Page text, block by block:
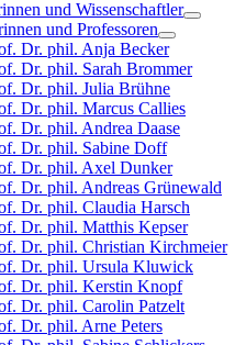
und Wissenschaftler
und Professoren
Dr. phil. Anja Becker
Dr. phil. Sarah Brommer
Dr. phil. Julia Brühne
Dr. phil. Marcus Callies
Dr. phil. Andrea Daase
Dr. phil. Sabine Doff
Dr. phil. Axel Dunker
Dr. phil. Andreas Grünewald
Dr. phil. Claudia Harsch
Dr. phil. Matthis Kepser
Dr. phil. Christian Kirchmeier
Dr. phil. Ursula Kluwick
Dr. phil. Kerstin Knopf
Dr. phil. Carolin Patzelt
Dr. phil. Arne Peters